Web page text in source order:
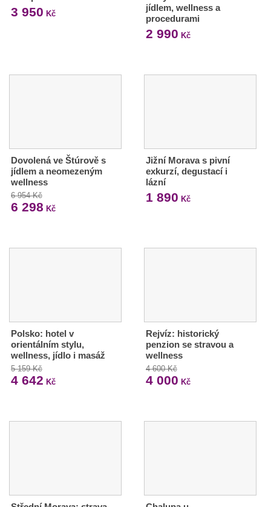
3 950 Kč
jídlem, wellness a
procedurami
2 990 Kč
Dovolená ve Štúrově s
jídlem a neomezeným
wellness
6 954 Kč
6 298 Kč
Jižní Morava s pivní
exkurzí, degustací i
lázní
1 890 Kč
Polsko: hotel v
orientálním stylu,
wellness, jídlo i masáž
5 159 Kč
4 642 Kč
Rejvíz: historický
penzion se stravou a
wellness
4 600 Kč
4 000 Kč